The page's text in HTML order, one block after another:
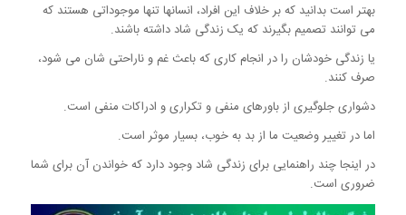
بهتر است بدانید که بر خلاف این افراد، انسانها تنها موجوداتی هستند که
می توانند تصمیم بگیرند که یک زندگی شاد داشته باشند.
یا زندگی خودشان را در انجام کاری که باعث غم و ناراحتی شان می شود،
صرف کنند.
دشواری جلوگیری از باورهای منفی و تکراری و ادراکات منفی است.
اما در تغییر وضعیت ما از بد به خوب، بسیار موثر است.
در اینجا چند راهنمایی برای زندگی شاد وجود دارد که خواندن آن برای شما
ضروری است.